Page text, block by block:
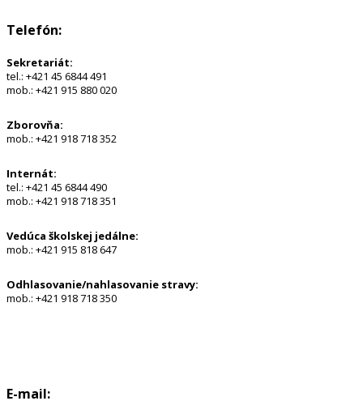
Telefón:
Sekretariát:
tel.: +421 45 6844 491
mob.: +421 915 880 020
Zborovňa:
mob.: +421 918 718 352
Internát:
tel.: +421 45 6844 490
mob.: +421 918 718 351
Vedúca školskej jedálne:
mob.: +421 915 818 647
Odhlasovanie/nahlasovanie stravy:
mob.: +421 918 718 350
E-mail: